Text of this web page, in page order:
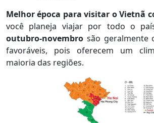
Melhor época para visitar o Vietnã
você planeja viajar por todo o
outubro-novembro são geralmente
favoráveis, pois oferecem um
maioria das regiões.